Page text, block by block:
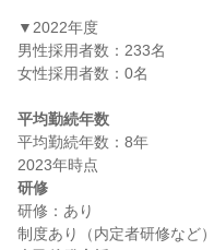
▼2022年度
男性採用者数：233名
女性採用者数：0名
平均勤続年数
平均勤続年数：8年
研修
研修：あり